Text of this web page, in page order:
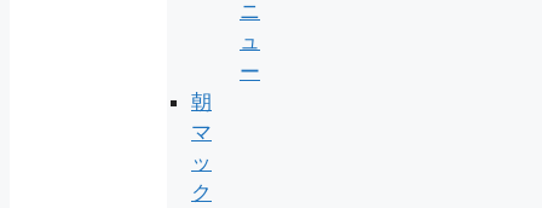
ニ
ュ
ー
朝
マ
ッ
ク